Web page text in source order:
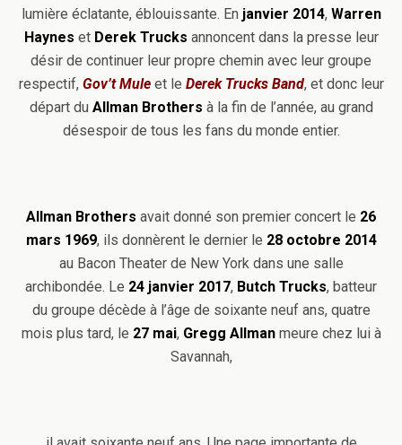
lumière éclatante, éblouissante. En janvier 2014, Warren
Haynes et Derek Trucks annoncent dans la presse leur
désir de continuer leur propre chemin avec leur groupe
respectif, Gov’t Muleet le Derek Trucks Band, et donc leur
départ du Allman Brothers à la fin de l’année, au grand
désespoir de tous les fans du monde entier.
Allman Brothers avait donné son premier concert le 26
mars 1969, ils donnèrent le dernier le 28 octobre 2014
au Bacon Theater de New York dans une salle
archibondée. Le 24 janvier 2017, Butch Trucks, batteur
du groupe décède à l’âge de soixante neuf ans, quatre
mois plus tard, le 27 mai, Gregg Allmanmeure chez lui à
Savannah,